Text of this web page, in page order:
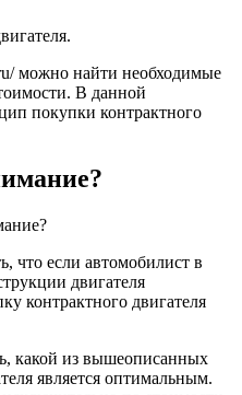
можно найти необходимые
В данной
покупки контрактного
что если автомобилист в
двигателя
контрактного двигателя
какой из вышеописанных
является оптимальным.